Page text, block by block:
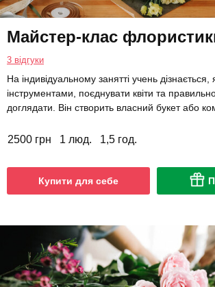
Майстер-клас
3 відгуки
На індивідуальному занятті учень
інструментами, поєднувати квіти та
доглядати. Він створить власний букет або
2500 грн 1 люд. 1,5 год.
Купити для себе